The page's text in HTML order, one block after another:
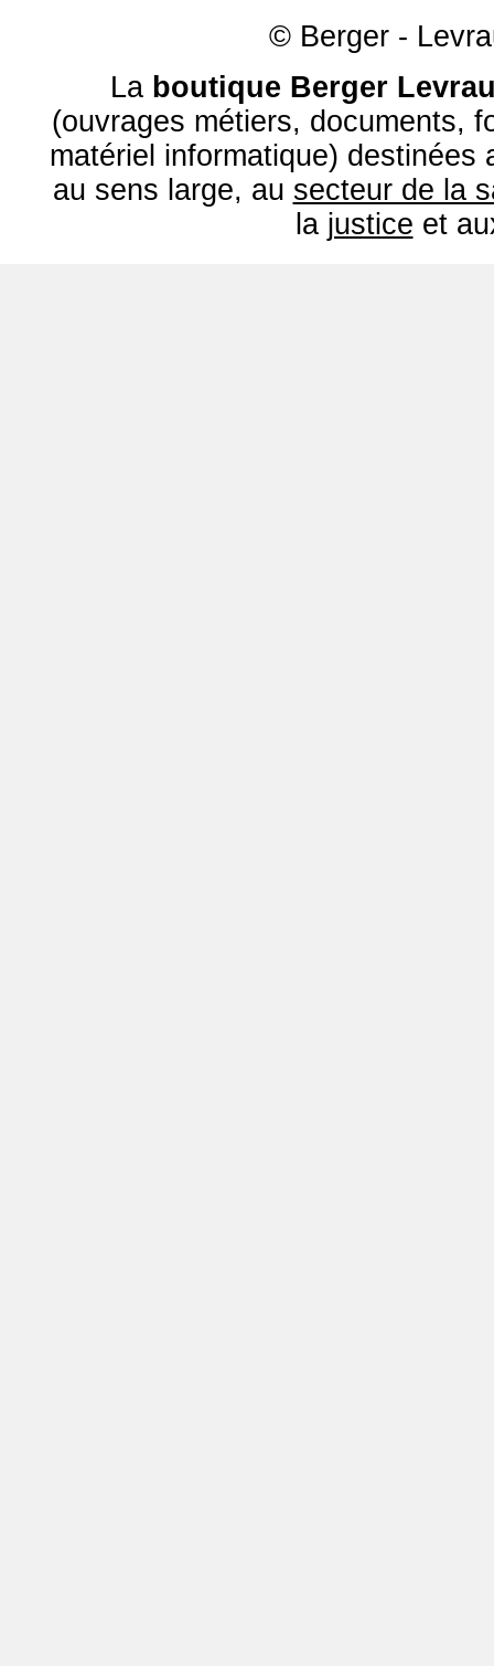
© Berger -
La boutique Berger
(ouvrages métiers, documents,
matériel informatique) destinées
au sens large, au secteur de la
la justice et